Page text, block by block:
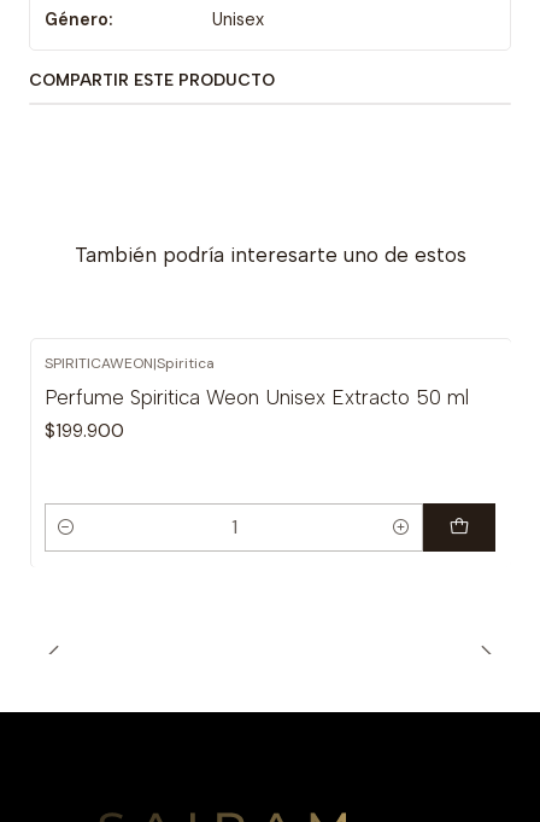
Género: Unisex
COMPARTIR ESTE PRODUCTO
También podría interesarte uno de estos
SPIRITICAWEON|Spiritica
Perfume Spiritica Weon Unisex Extracto 50 ml
$199.900
Cantidad